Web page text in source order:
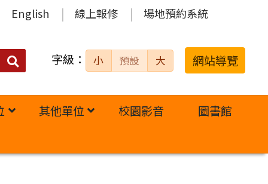
English 線上報修 場地預約系統
搜
字級： 小 預設 大 網站導覽
其他單位 校園影音 圖書館